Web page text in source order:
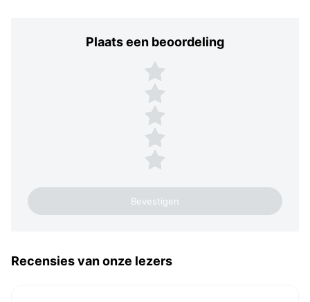
Plaats een beoordeling
Plaats een beoordeling
5 sterren
4 sterren
3 sterren
2 sterren
1 ster
Recensies van onze lezers